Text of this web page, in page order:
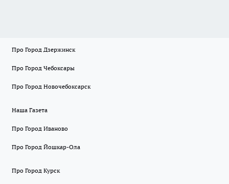
Про Город Дзержинск
Про Город Чебоксары
Про Город Новочебоксарск
Наша Газета
Про Город Иваново
Про Город Йошкар-Ола
Про Город Курск